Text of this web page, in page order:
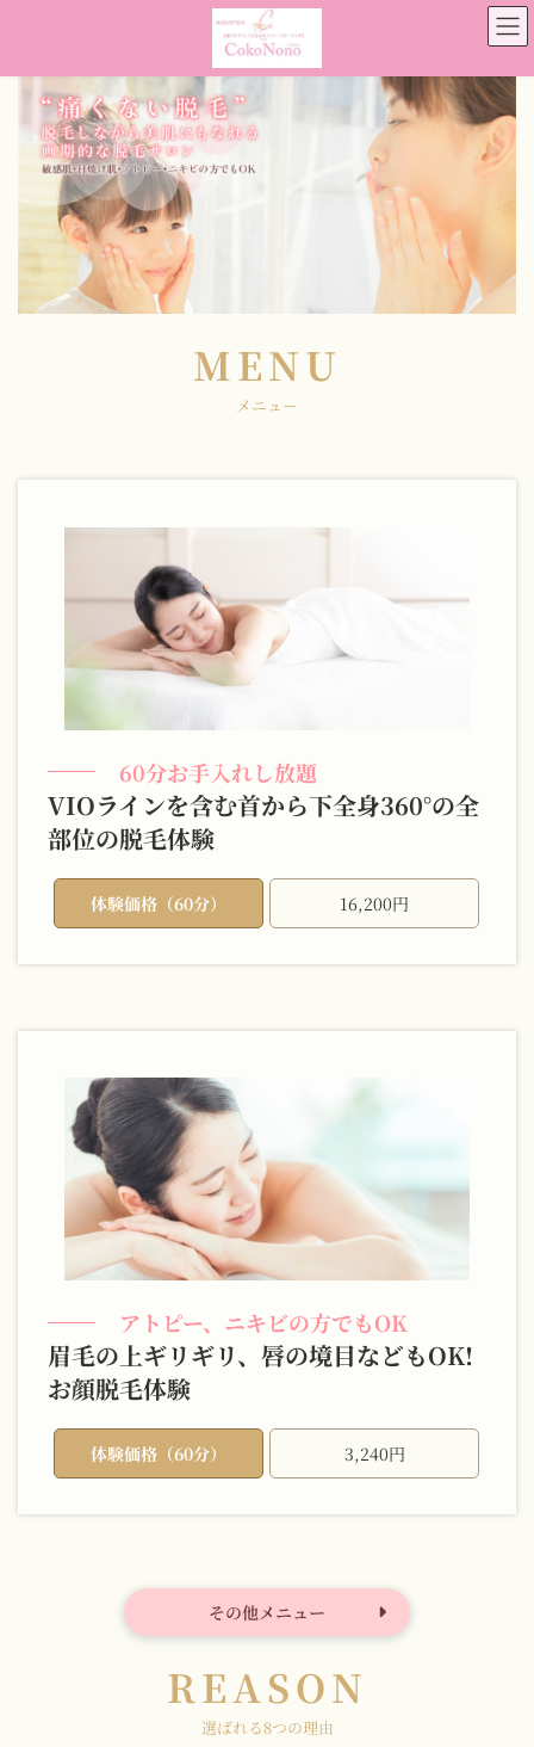
ン
ー
MENU
メニュー
60分お手入れし放題
VIOラインを含む首から下全身360°の全
部位の脱毛体験
体験価格（60分） 16,200円
アトピー、ニキビの方でもOK
眉毛の上ギリギリ、唇の境目などもOK!
お顔脱毛体験
体験価格（60分） 3,240円
その他メニュー
REASON
選ばれる8つの理由